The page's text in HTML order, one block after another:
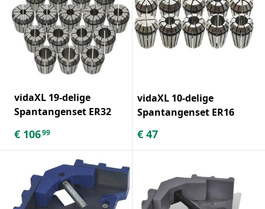
vidaXL 19-delige
Spantangenset ER32
€ 10699
vidaXL 10-delige
Spantangenset ER16
€ 47